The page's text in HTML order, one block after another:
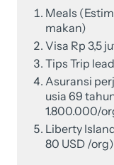
Meals
makan)
Visa Rp 3,5
Tips Trip
Asuransi
usia 69
1.800.000/
Liberty
80 USD /